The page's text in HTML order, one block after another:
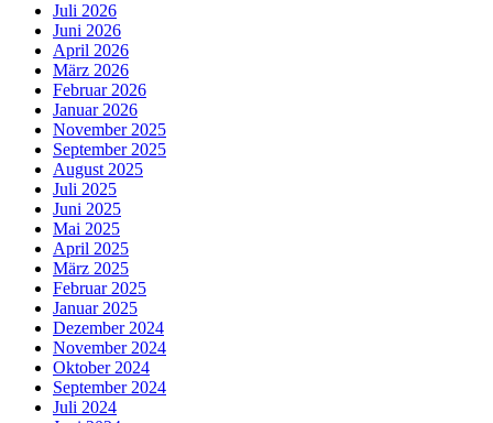
Juli 2026
Juni 2026
April 2026
März 2026
Februar 2026
Januar 2026
November 2025
September 2025
August 2025
Juli 2025
Juni 2025
Mai 2025
April 2025
März 2025
Februar 2025
Januar 2025
Dezember 2024
November 2024
Oktober 2024
September 2024
Juli 2024